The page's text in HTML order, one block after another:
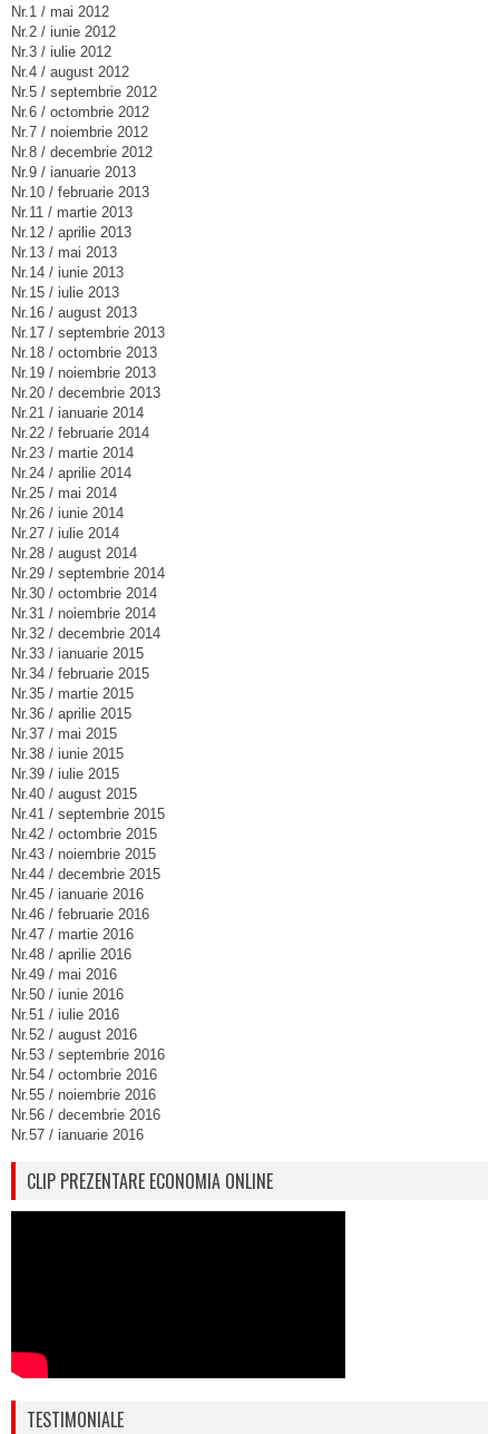
Nr.1 / mai 2012
Nr.2 / iunie 2012
Nr.3 / iulie 2012
Nr.4 / august 2012
Nr.5 / septembrie 2012
Nr.6 / octombrie 2012
Nr.7 / noiembrie 2012
Nr.8 / decembrie 2012
Nr.9 / ianuarie 2013
Nr.10 / februarie 2013
Nr.11 / martie 2013
Nr.12 / aprilie 2013
Nr.13 / mai 2013
Nr.14 / iunie 2013
Nr.15 / iulie 2013
Nr.16 / august 2013
Nr.17 / septembrie 2013
Nr.18 / octombrie 2013
Nr.19 / noiembrie 2013
Nr.20 / decembrie 2013
Nr.21 / ianuarie 2014
Nr.22 / februarie 2014
Nr.23 / martie 2014
Nr.24 / aprilie 2014
Nr.25 / mai 2014
Nr.26 / iunie 2014
Nr.27 / iulie 2014
Nr.28 / august 2014
Nr.29 / septembrie 2014
Nr.30 / octombrie 2014
Nr.31 / noiembrie 2014
Nr.32 / decembrie 2014
Nr.33 / ianuarie 2015
Nr.34 / februarie 2015
Nr.35 / martie 2015
Nr.36 / aprilie 2015
Nr.37 / mai 2015
Nr.38 / iunie 2015
Nr.39 / iulie 2015
Nr.40 / august 2015
Nr.41 / septembrie 2015
Nr.42 / octombrie 2015
Nr.43 / noiembrie 2015
Nr.44 / decembrie 2015
Nr.45 / ianuarie 2016
Nr.46 / februarie 2016
Nr.47 / martie 2016
Nr.48 / aprilie 2016
Nr.49 / mai 2016
Nr.50 / iunie 2016
Nr.51 / iulie 2016
Nr.52 / august 2016
Nr.53 / septembrie 2016
Nr.54 / octombrie 2016
Nr.55 / noiembrie 2016
Nr.56 / decembrie 2016
Nr.57 / ianuarie 2016
CLIP PREZENTARE ECONOMIA ONLINE
TESTIMONIALE